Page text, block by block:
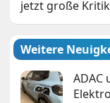
jetzt große
Weitere
ADAC